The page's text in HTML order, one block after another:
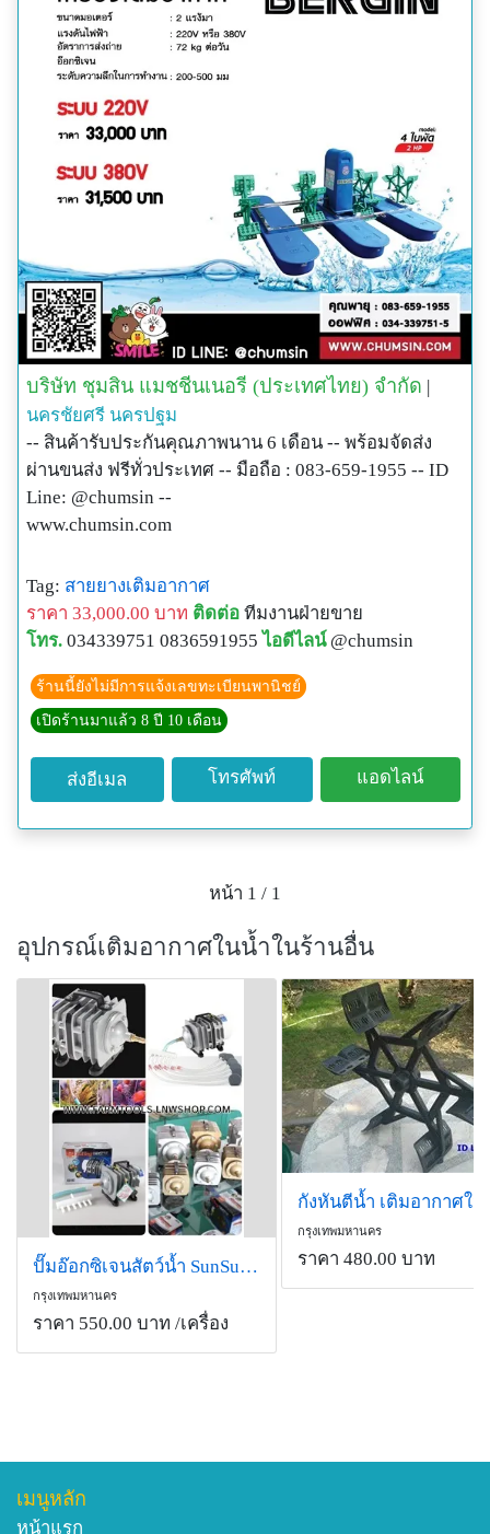
บริษัท ชุมสิน แมชชีนเนอรี (ประเทศไทย) จำกัด
นครชัยศรี นครปฐม
-- สินค้ารับประกันคุณภาพนาน 6 เดือน -- พร้อมจัดส่ง
ผ่านขนส่ง ฟรีทั่วประเทศ -- มือถือ : 083-659-1955 -- ID
Line: @chumsin --
www.chumsin.com
Tag: สายยางเติมอากาศ
ราคา 33,000.00 บาท ติดต่อ ทีมงานฝ่ายขาย
โทร. 034339751 0836591955 ไอดีไลน์ @chumsin
ร้านนี้ยังไม่มีการแจ้งเลขทะเบียนพานิชย์
เปิดร้านมาแล้ว 8 ปี 10 เดือน
ส่งอีเมล โทรศัพท์ แอดไลน์
หน้า 1 / 1
อุปกรณ์เติมอากาศในน้ำในร้านอื่น
ปั๊มอ๊อกซิเจนสัตว์น้ำ SunSun ของแท้ อย่างดี
กรุงเทพมหานคร
ราคา 550.00 บาท /เครื่อง
กรุงเทพมหานคร
ราคา 480.00 บาท
เมนูหลัก
หน้าแรก